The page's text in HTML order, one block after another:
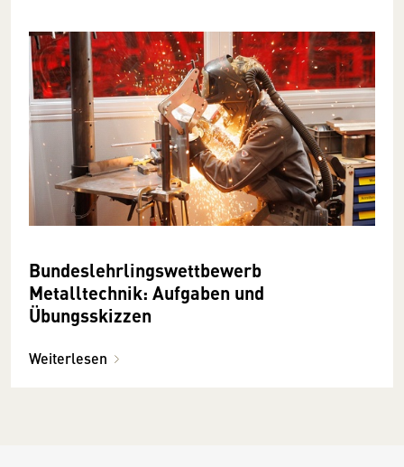
Bundeslehrlingswettbewerb
Metalltechnik: Aufgaben und
Übungsskizzen
Weiterlesen